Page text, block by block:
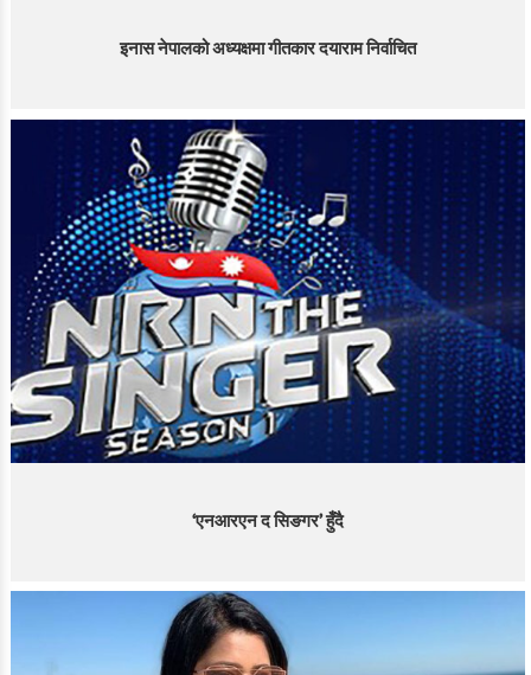
इनास नेपालको अध्यक्षमा गीतकार दयाराम निर्वाचित
‘एनआरएन द सिङगर’ हुँदै